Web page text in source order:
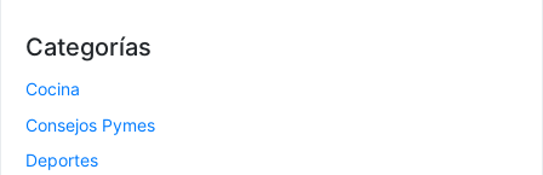
Categorías
Cocina
Consejos Pymes
Deportes